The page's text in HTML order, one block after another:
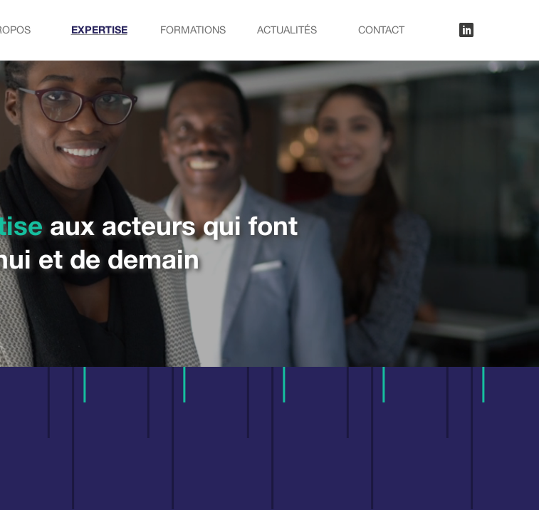
EXPERTISE FORMATIONS ACTUALITÉS CONTACT lkn
aux acteurs qui font
et de demain